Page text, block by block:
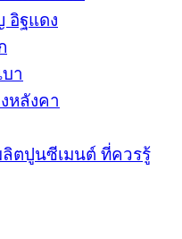
อิฐแดง
า
หลังคา
ตปูนซีเมนต์ ที่ควรรู้